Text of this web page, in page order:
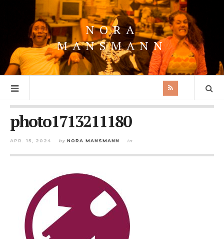
NORA
MANSMANN
photo1713211180
APR. 15, 2024 by NORA MANSMANN in